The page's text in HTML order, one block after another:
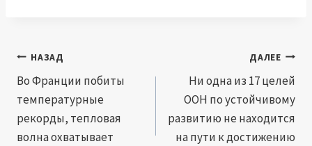
Навигация
по
записям
НАЗАД
Во Франции побиты
температурные
рекорды, тепловая
волна охватывает
ДАЛЕЕ
Ни одна из 17 целей
ООН по устойчивому
развитию не находится
на пути к достижению